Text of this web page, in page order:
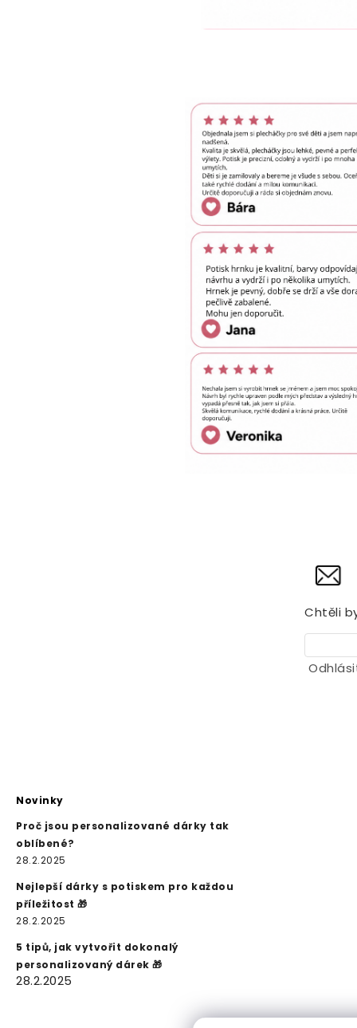
Chtěli
Novinky
Proč jsou personalizované dárky tak
oblíbené?
28.2.2025
Nejlepší dárky s potiskem pro každou
příležitost 🎁
28.2.2025
5 tipů, jak vytvořit dokonalý
personalizovaný dárek 🎁
28.2.2025